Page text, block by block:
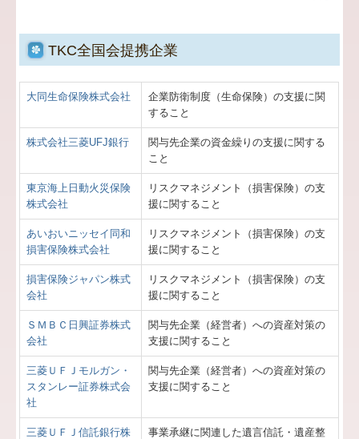
TKC全国会提携企業
大同生命保険株式会社
企業防衛制度（生命保険）の支援に関
すること
株式会社三菱UFJ銀行
関与先企業の資金繰りの支援に関する
こと
東京海上日動火災保険
株式会社
リスクマネジメント（損害保険）の支
援に関すること
あいおいニッセイ同和
損害保険株式会社
リスクマネジメント（損害保険）の支
援に関すること
損害保険ジャパン株式
会社
リスクマネジメント（損害保険）の支
援に関すること
ＳＭＢＣ日興証券株式
会社
関与先企業（経営者）への資産対策の
支援に関すること
三菱ＵＦＪモルガン・
スタンレー証券株式会
社
関与先企業（経営者）への資産対策の
支援に関すること
三菱ＵＦＪ信託銀行株
事業承継に関連した遺言信託・遺産整